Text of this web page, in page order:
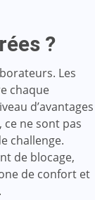
?
Les
chaque
d’avantages
ne sont pas
challenge.
de blocage,
de confort et